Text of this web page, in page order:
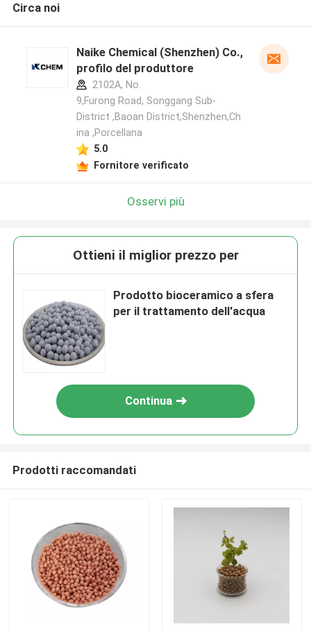
Circa noi
Naike Chemical (Shenzhen) Co., Ltd
profilo del produttore
2102A, No.
9,Furong Road, Songgang Sub-
District ,Baoan District,Shenzhen,Ch
ina ,Porcellana
5.0
Fornitore verificato
Osservi più
Ottieni il miglior prezzo per
Prodotto bioceramico a sfera
per il trattamento dell'acqua
Continua
Prodotti raccomandati